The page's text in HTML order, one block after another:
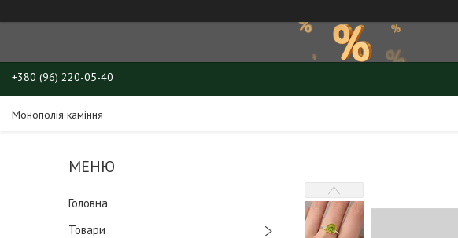
+380 (96) 220-05-40
Монополія каміння
Головна
Товари